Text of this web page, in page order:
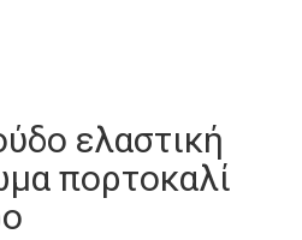
ελαστική
πορτοκαλί